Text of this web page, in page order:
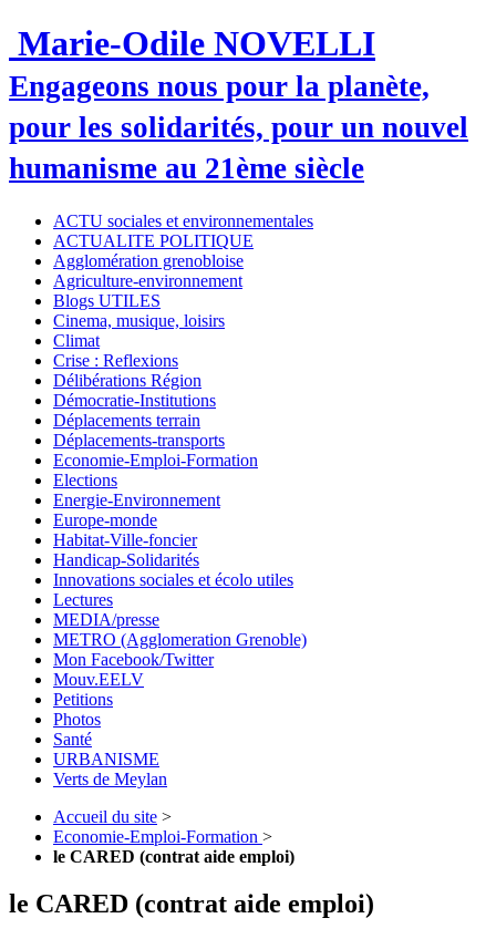
Marie-Odile NOVELLI
Engageons nous pour la planète,
pour les solidarités, pour un nouvel
humanisme au 21ème siècle
ACTU sociales et environnementales
ACTUALITE POLITIQUE
Agglomération grenobloise
Agriculture-environnement
Blogs UTILES
Cinema, musique, loisirs
Climat
Crise : Reflexions
Délibérations Région
Démocratie-Institutions
Déplacements terrain
Déplacements-transports
Economie-Emploi-Formation
Elections
Energie-Environnement
Europe-monde
Habitat-Ville-foncier
Handicap-Solidarités
Innovations sociales et écolo utiles
Lectures
MEDIA/presse
METRO (Agglomeration Grenoble)
Mon Facebook/Twitter
Mouv.EELV
Petitions
Photos
Santé
URBANISME
Verts de Meylan
Accueil du site >
Economie-Emploi-Formation >
le CARED (contrat aide emploi)
le CARED (contrat aide emploi)